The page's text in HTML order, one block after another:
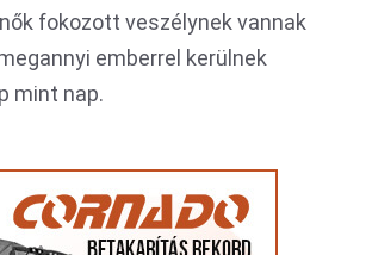
fokozott veszélynek vannak
emberrel kerülnek
mint nap.